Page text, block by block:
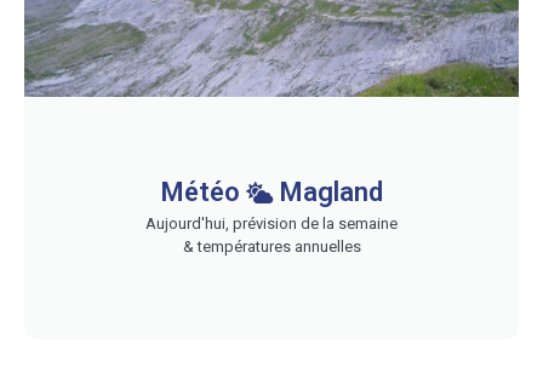
Météo Magland
Aujourd'hui, prévision de la semaine
& températures annuelles